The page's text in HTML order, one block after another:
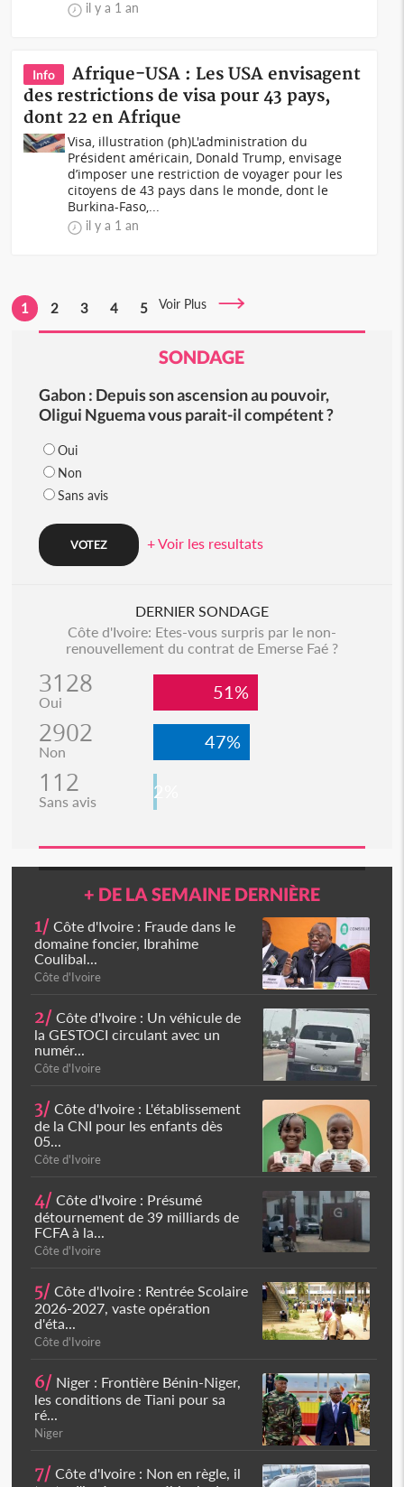
il y a 1 an
Info
Afrique-USA : Les USA envisagent
des restrictions de visa pour 43 pays,
dont 22 en Afrique
Visa, illustration (ph)L'administration du
Président américain, Donald Trump, envisage
d’imposer une restriction de voyager pour les
citoyens de 43 pays dans le monde, dont le
Burkina-Faso,...
il y a 1 an
1 2 3 4 5 Voir Plus
SONDAGE
Gabon : Depuis son ascension au pouvoir,
Oligui Nguema vous parait-il compétent ?
Oui
Non
Sans avis
+ Voir les resultats
DERNIER SONDAGE
Côte d'Ivoire: Etes-vous surpris par le non-
renouvellement du contrat de Emerse Faé ?
3128
Oui 51%
2902
Non 47%
112
Sans avis 2%
+ DE LA SEMAINE DERNIÈRE
1/ Côte d'Ivoire : Fraude dans le
domaine foncier, Ibrahime
Coulibal...
Côte d'Ivoire
2/ Côte d'Ivoire : Un véhicule de
la GESTOCI circulant avec un
numér...
Côte d'Ivoire
3/ Côte d'Ivoire : L'établissement
de la CNI pour les enfants dès
05...
Côte d'Ivoire
4/ Côte d'Ivoire : Présumé
détournement de 39 milliards de
FCFA à la...
Côte d'Ivoire
5/ Côte d'Ivoire : Rentrée Scolaire
2026-2027, vaste opération
d'éta...
Côte d'Ivoire
6/ Niger : Frontière Bénin-Niger,
les conditions de Tiani pour sa
ré...
Niger
7/ Côte d'Ivoire : Non en règle, il